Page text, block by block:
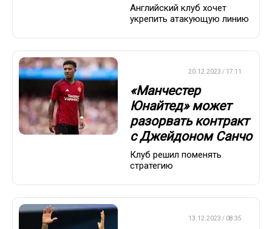
Английский клуб хочет
укрепить атакующую линию
20.12.2023 / 17:11
«Манчестер
Юнайтед» может
разорвать контракт
с Джейдоном Санчо
Клуб решил поменять
стратегию
13.12.2023 / 08:35